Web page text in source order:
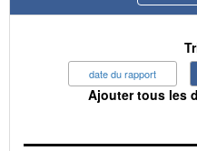
date du rapport
Ajouter tous les